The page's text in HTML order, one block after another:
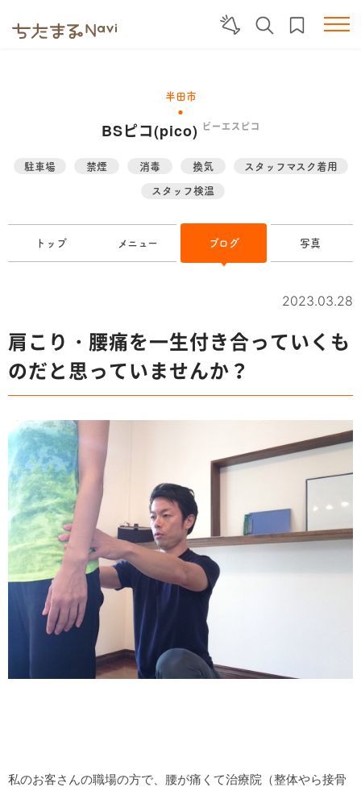
半田市
BSピコ(pico) ビーエスピコ
駐車場 禁煙 消毒 換気 スタッフマスク着用
スタッフ検温
トップ メニュー ブログ 写真
2023.03.28
肩こり・腰痛を一生付き合っていくも
のだと思っていませんか？
私のお客さんの職場の方で、腰が痛くて治療院（整体やら接骨